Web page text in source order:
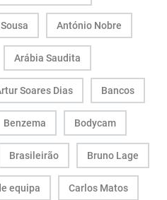
António Nobre
Arábia Saudita
Soares Dias Bancos
Benzema Bodycam
Brasileirão Bruno Lage
equipa Carlos Matos